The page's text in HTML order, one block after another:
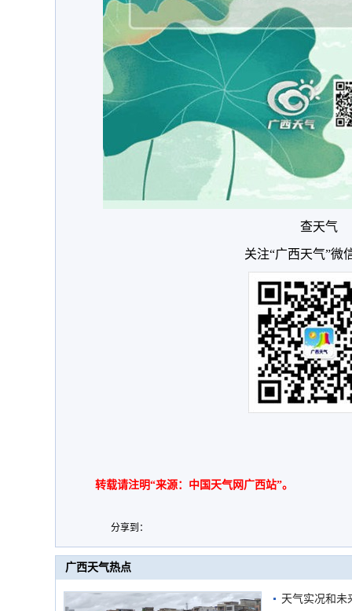
查天气
关注“广西天气”微
转载请注明“来源：中国天气网广西站”。
分享到：
广西天气热点
天气实况和未